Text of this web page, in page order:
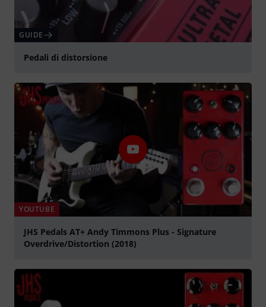
GUIDE
Pedali di distorsione
YOUTUBE
JHS Pedals AT+ Andy Timmons Plus - Signature
Overdrive/Distortion (2018)